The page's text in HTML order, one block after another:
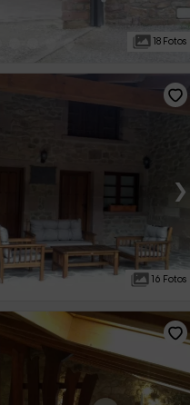
18 Fotos
›
16 Fotos